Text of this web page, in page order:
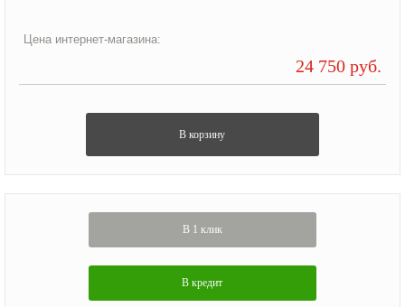
Цена интернет-магазина:
24 750 руб.
В корзину
В 1 клик
В кредит